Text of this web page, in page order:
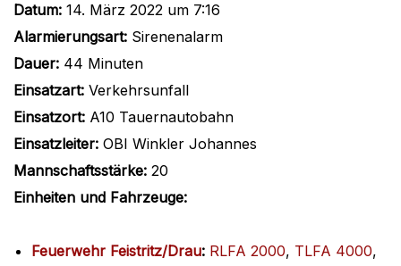
Datum: 14. März 2022 um 7:16
Alarmierungsart: Sirenenalarm
Dauer: 44 Minuten
Einsatzart: Verkehrsunfall
Einsatzort: A10 Tauernautobahn
Einsatzleiter: OBI Winkler Johannes
Mannschaftsstärke: 20
Einheiten und Fahrzeuge:
Feuerwehr Feistritz/Drau: RLFA 2000, TLFA 4000,